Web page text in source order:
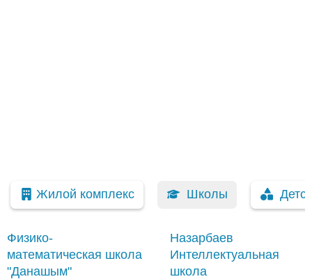
Жилой комплекс Школы
Физико-
математическая школа
"Данашым"
Назарбаев
Интеллектуальная
школа